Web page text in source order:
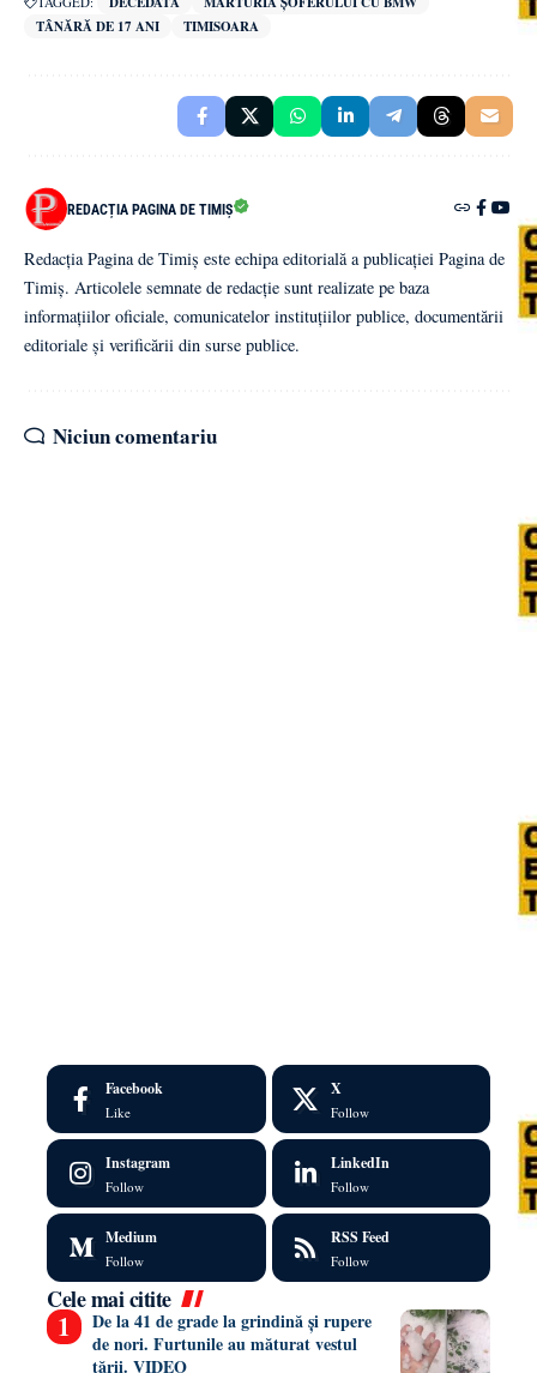
TÂNĂRĂ DE 17 ANI
TIMISOARA
REDACȚIA PAGINA DE TIMIȘ
Redacția Pagina de Timiș este echipa editorială a publicației Pagina de
Timiș. Articolele semnate de redacție sunt realizate pe baza
informațiilor oficiale, comunicatelor instituțiilor publice, documentării
editoriale și verificării din surse publice.
Niciun comentariu
Facebook
Like
X
Follow
Instagram
Follow
LinkedIn
Follow
Medium
Follow
RSS Feed
Follow
Cele mai citite
De la 41 de grade la grindină și rupere
de nori. Furtunile au măturat vestul
țării. VIDEO